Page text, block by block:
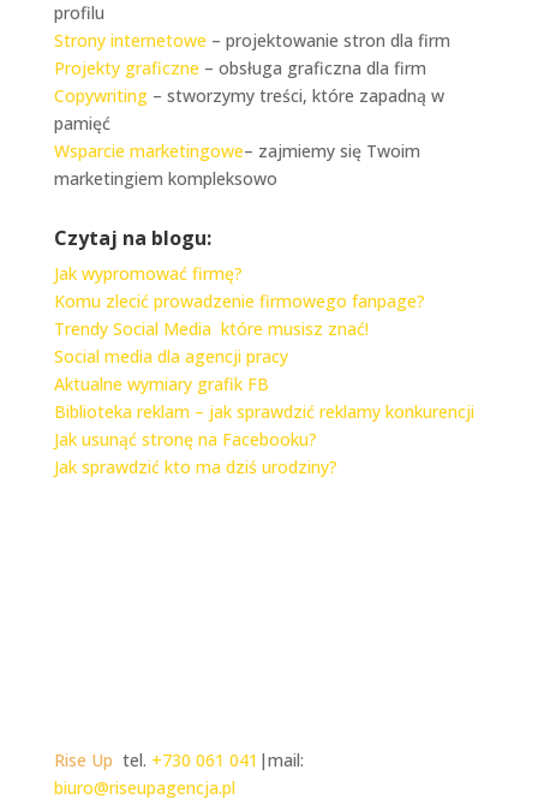
profilu
Strony internetowe – projektowanie stron dla firm
Projekty graficzne – obsługa graficzna dla firm
Copywriting– stworzymy treści, które zapadną w
pamięć
Wsparcie marketingowe– zajmiemy się Twoim
marketingiem kompleksowo
Czytaj na blogu:
Jak wypromować firmę?
Komu zlecić prowadzenie firmowego fanpage?
Trendy Social Media które musisz znać!
Social media dla agencji pracy
Aktualne wymiary grafik FB
Biblioteka reklam – jak sprawdzić reklamy konkurencji
Jak usunąć stronę na Facebooku?
Jak sprawdzić kto ma dziś urodziny?
Rise Up tel. +730 061 041 |mail:
biuro@riseupagencja.pl